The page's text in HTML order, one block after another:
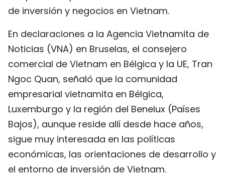
РУССКИЙ
de inversión y negocios en Vietnam.
En declaraciones a la Agencia Vietnamita de
Noticias (VNA) en Bruselas, el consejero
comercial de Vietnam en Bélgica y la UE, Tran
Ngoc Quan, señaló que la comunidad
empresarial vietnamita en Bélgica,
Luxemburgo y la región del Benelux (Países
Bajos), aunque reside allí desde hace años,
sigue muy interesada en las políticas
económicas, las orientaciones de desarrollo y
el entorno de inversión de Vietnam.